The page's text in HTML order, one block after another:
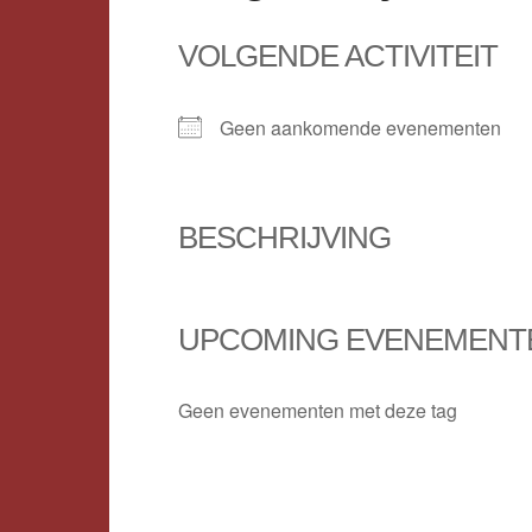
VOLGENDE ACTIVITEIT
Geen aankomende evenementen
BESCHRIJVING
UPCOMING
Geen evenementen met deze tag